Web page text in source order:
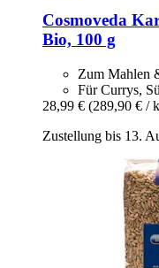
Cosmoveda
Bio, 100 g
Zum Mahlen
Für Currys,
28,99 € (289,90 € /
Zustellung bis 13.